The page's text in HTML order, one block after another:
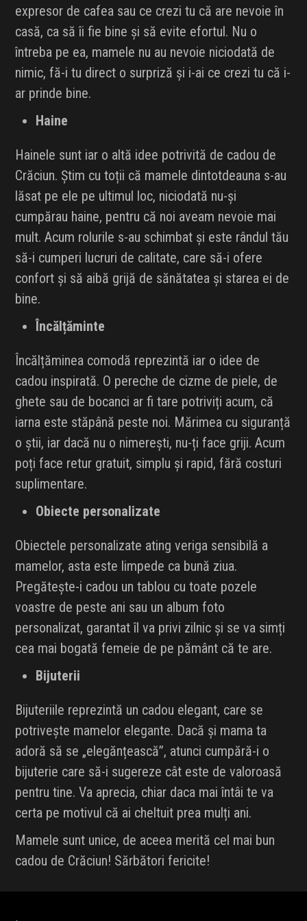
expresor de cafea sau ce crezi tu că are nevoie în
casă, ca să îi fie bine și să evite efortul. Nu o
întreba pe ea, mamele nu au nevoie niciodată de
nimic, fă-i tu direct o surpriză și i-ai ce crezi tu că i-
ar prinde bine.
Haine
Hainele sunt iar o altă idee potrivită de cadou de
Crăciun. Știm cu toții că mamele dintotdeauna s-au
lăsat pe ele pe ultimul loc, niciodată nu-și
cumpărau haine, pentru că noi aveam nevoie mai
mult. Acum rolurile s-au schimbat și este rândul tău
să-i cumperi lucruri de calitate, care să-i ofere
confort și să aibă grijă de sănătatea și starea ei de
bine.
Încălțăminte
Încălțăminea comodă reprezintă iar o idee de
cadou inspirată. O pereche de cizme de piele, de
ghete sau de bocanci ar fi tare potriviți acum, că
iarna este stăpână peste noi. Mărimea cu siguranță
o știi, iar dacă nu o nimerești, nu-ți face griji. Acum
poți face retur gratuit, simplu și rapid, fără costuri
suplimentare.
Obiecte personalizate
Obiectele personalizate ating veriga sensibilă a
mamelor, asta este limpede ca bună ziua.
Pregătește-i cadou un tablou cu toate pozele
voastre de peste ani sau un album foto
personalizat, garantat îl va privi zilnic și se va simți
cea mai bogată femeie de pe pământ că te are.
Bijuterii
Bijuteriile reprezintă un cadou elegant, care se
potrivește mamelor elegante. Dacă și mama ta
adoră să se „elegănțească”, atunci cumpără-i o
bijuterie care să-i sugereze cât este de valoroasă
pentru tine. Va aprecia, chiar daca mai întâi te va
certa pe motivul că ai cheltuit prea mulți ani.
Mamele sunt unice, de aceea merită cel mai bun
cadou de Crăciun! Sărbători fericite!